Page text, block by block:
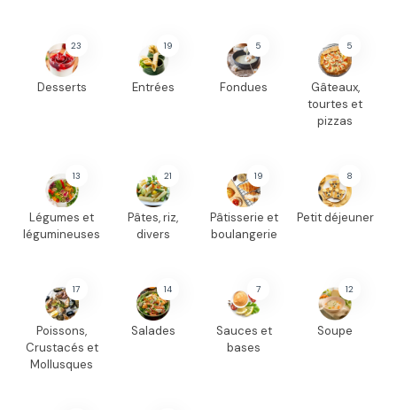
23
Desserts
19
Entrées
5
Fondues
5
Gâteaux,
tourtes et
pizzas
13
Légumes et
légumineuses
21
Pâtes, riz,
divers
19
Pâtisserie et
boulangerie
8
Petit déjeuner
17
Poissons,
Crustacés et
Mollusques
14
Salades
7
Sauces et
bases
12
Soupe